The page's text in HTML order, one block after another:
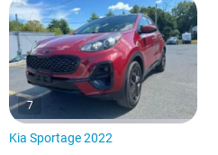
7
Kia Sportage 2022